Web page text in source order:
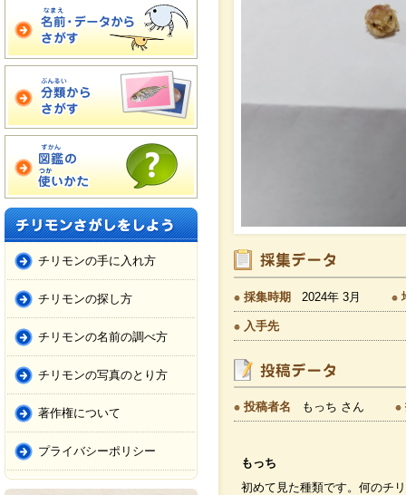
チリモンの手に入れ方
チリモンの探し方
チリモンの名前の調べ方
チリモンの写真のとり方
著作権について
プライバシーポリシー
採集時期 2024年 3月
入手先
投稿者名 もっち さん
もっち
初めて見た種類です。何のチ